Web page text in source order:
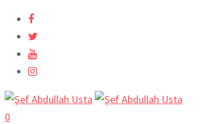
İçeriğe
atla
0